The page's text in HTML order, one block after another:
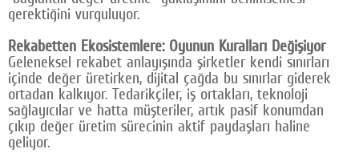
gerektiğini vurguluyor.
Rekabetten Ekosistemlere: Oyunun Kuralları Değişiyor
Geleneksel rekabet anlayışında şirketler kendi sınırları
içinde değer üretirken, dijital çağda bu sınırlar giderek
ortadan kalkıyor. Tedarikçiler, iş ortakları, teknoloji
sağlayıcılar ve hatta müşteriler, artık pasif konumdan
çıkıp değer üretim sürecinin aktif paydaşları haline
geliyor.